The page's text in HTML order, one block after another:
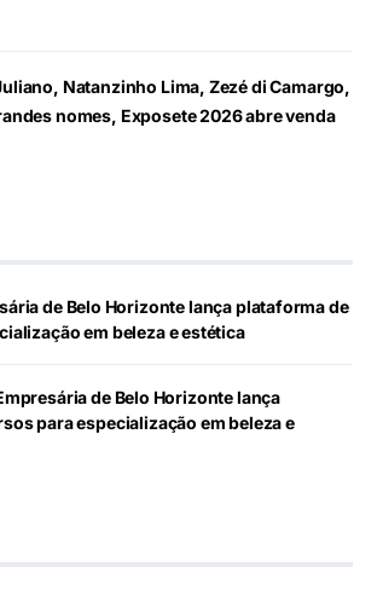
Natanzinho Lima, Zezé di Camargo,
nomes, Exposete 2026 abre venda
de Belo Horizonte lança plataforma de
em beleza e estética
de Belo Horizonte lança
para especialização em beleza e